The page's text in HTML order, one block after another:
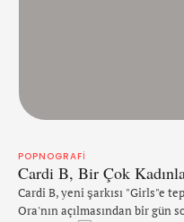
POPNOGRAFI
Cardi B, Bir Çok
Cardi B, yeni şarkısı "Girls"e
Ora'nın açılmasından bir gün